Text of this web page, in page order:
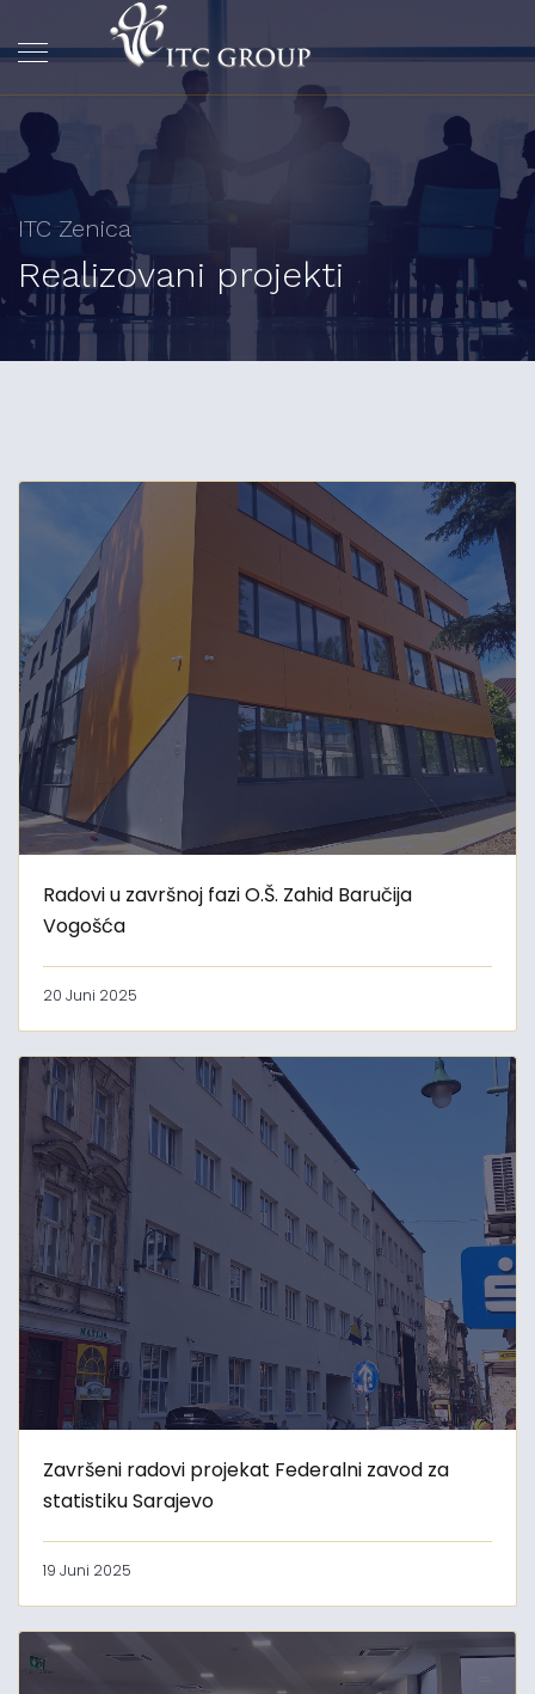
ITC Zenica
Realizovani projekti
Radovi u završnoj fazi O.Š. Zahid Baručija
Vogošća
20 Juni 2025
Završeni radovi projekat Federalni zavod za
statistiku Sarajevo
19 Juni 2025